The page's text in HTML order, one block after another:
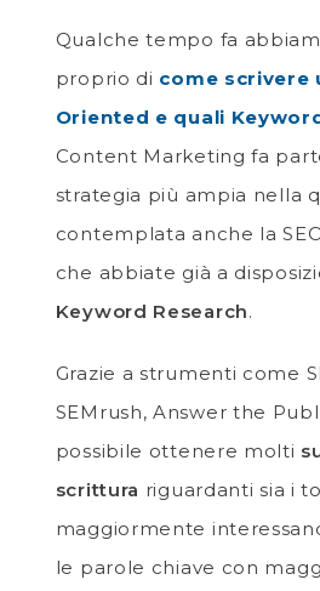
Qualche tempo fa
proprio di come scrivere
Oriented e quali
Content Marketing fa
strategia più ampia nella
contemplata anche la
che abbiate già a
Keyword Research.
Grazie a strumenti come
SEMrush, Answer the
possibile ottenere molti
scrittura riguardanti sia i
maggiormente
le parole chiave con